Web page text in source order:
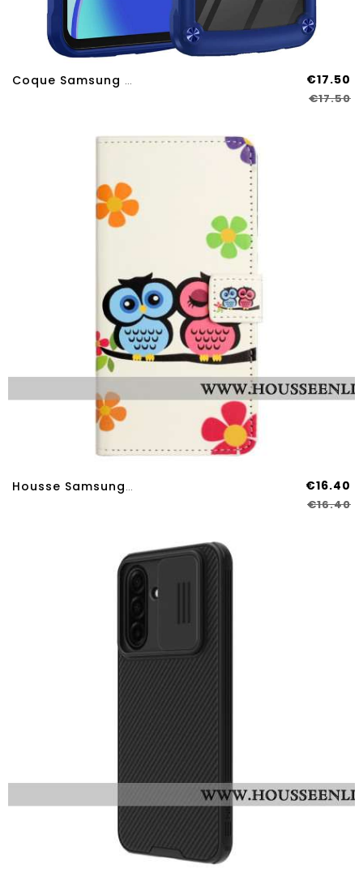
Coque Samsung Galaxy A17 4G / A17 5G €17.50
€17.50
Housse Samsung Galaxy A17 4G / 5G / A26 5G Couple De Hiboux €16.40
€16.40